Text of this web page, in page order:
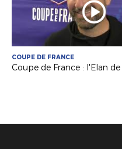
COUPE DE FRANCE